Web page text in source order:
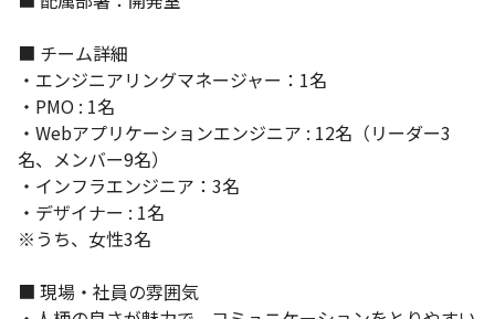
■ チーム詳細
・エンジニアリングマネージャー：1名
・PMO : 1名
・Webアプリケーションエンジニア : 12名（リーダー3
名、メンバー9名）
・インフラエンジニア：3名
・デザイナー : 1名
※うち、女性3名
■ 現場・社員の雰囲気